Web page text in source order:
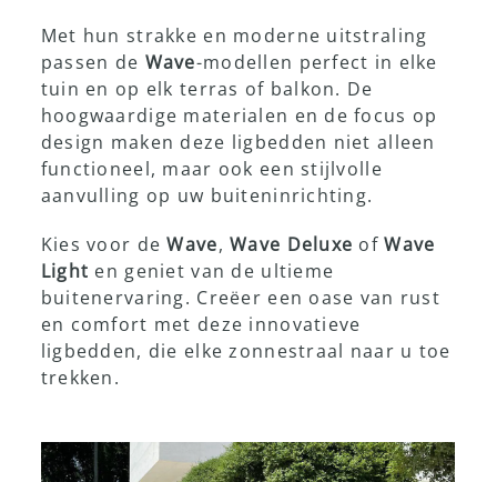
Met hun strakke en moderne uitstraling
passen de Wave-modellen perfect in elke
tuin en op elk terras of balkon. De
hoogwaardige materialen en de focus op
design maken deze ligbedden niet alleen
functioneel, maar ook een stijlvolle
aanvulling op uw buiteninrichting.
Kies voor deWave,Wave Deluxe ofWave
Light en geniet van de ultieme
buitenervaring. Creëer een oase van rust
en comfort met deze innovatieve
ligbedden, die elke zonnestraal naar u toe
trekken.